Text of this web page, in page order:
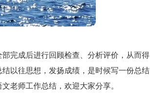
完成后进行回顾检查、分析评价，从而得
以往思想，发扬成绩，是时候写一份总结
老师工作总结，欢迎大家分享。